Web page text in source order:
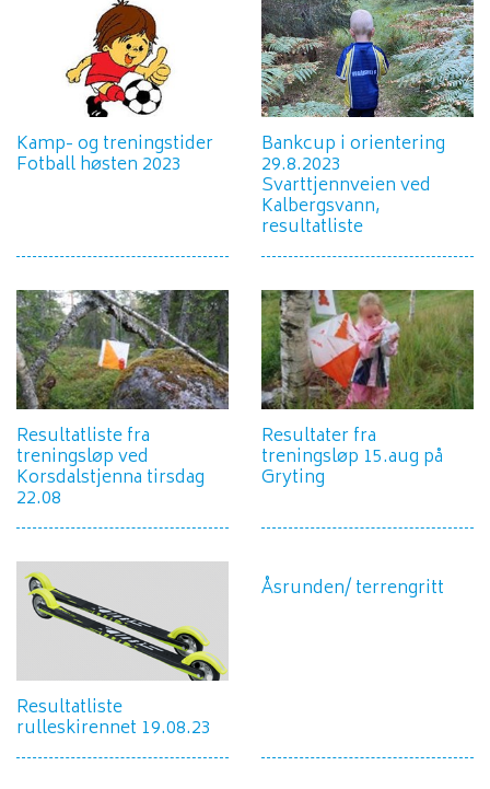
Kamp- og treningstider
Fotball høsten 2023
Bankcup i orientering
29.8.2023
Svarttjennveien ved
Kalbergsvann,
resultatliste
Resultatliste fra
treningsløp ved
Korsdalstjenna tirsdag
22.08
Resultater fra
treningsløp 15.aug på
Gryting
Resultatliste
rulleskirennet 19.08.23
Åsrunden/ terrengritt